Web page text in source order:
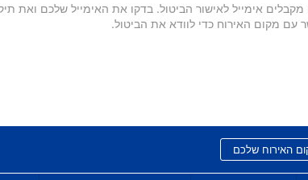
אימייל לאישור הביטול. בדקו את האימייל שלכם ואת
האירוח שלכם